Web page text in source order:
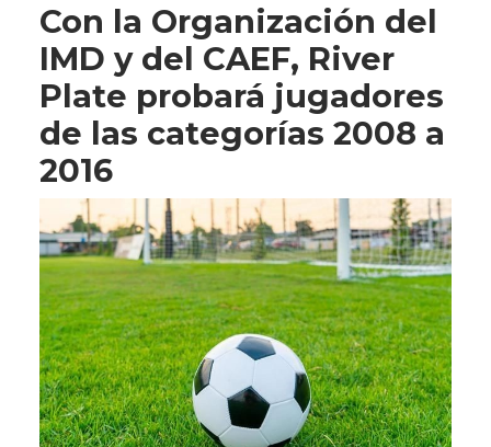
Con la Organización del
IMD y del CAEF, River
Plate probará jugadores
de las categorías 2008 a
2016